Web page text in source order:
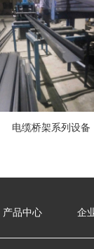
电缆桥架系列设备
产品中心 企